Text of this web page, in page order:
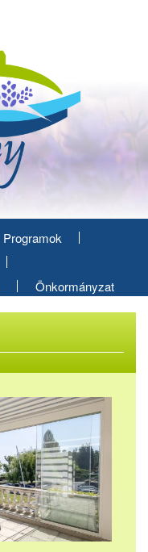
Programok
Önkormányzat